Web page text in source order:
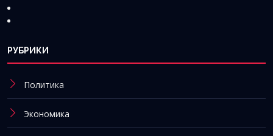
РУБРИКИ
Политика
Экономика